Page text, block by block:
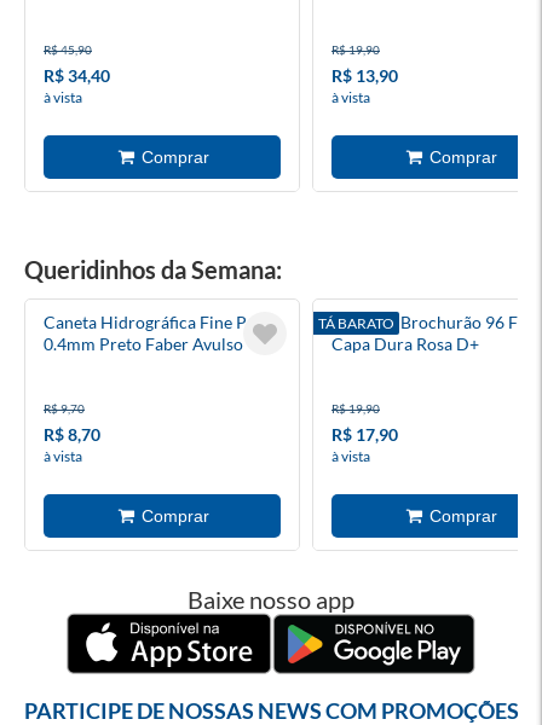
R$ 45,90
R$ 34,40
à vista
R$ 19,90
R$ 13,90
à vista
Queridinhos da Semana:
Caneta Hidrográfica Fine Pen
0.4mm Preto Faber Avulso
R$ 9,70
R$ 8,70
à vista
TÁ BARATO
Caderno Brochurão 96
Capa Dura Rosa D+
R$ 19,90
R$ 17,90
à vista
Baixe nosso app
PARTICIPE DE NOSSAS NEWS COM PROMOÇÕES